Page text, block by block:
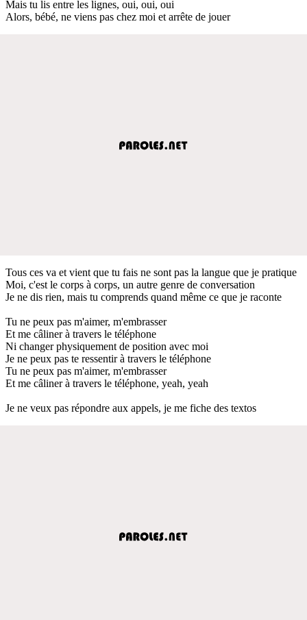
Mais tu lis entre les lignes, oui, oui, oui
Alors, bébé, ne viens pas chez moi et arrête de jouer
Tous ces va et vient que tu fais ne sont pas la langue que je pratique
Moi, c'est le corps à corps, un autre genre de conversation
Je ne dis rien, mais tu comprends quand même ce que je raconte
Tu ne peux pas m'aimer, m'embrasser
Et me câliner à travers le téléphone
Ni changer physiquement de position avec moi
Je ne peux pas te ressentir à travers le téléphone
Tu ne peux pas m'aimer, m'embrasser
Et me câliner à travers le téléphone, yeah, yeah
Je ne veux pas répondre aux appels, je me fiche des textos